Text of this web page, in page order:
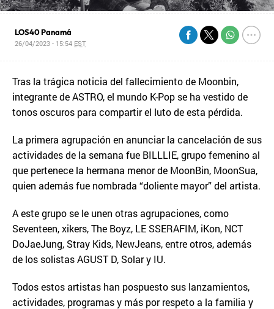
LOS40 Panamá
26/04/2023 - 15:54 EST
Tras la trágica noticia del fallecimiento de Moonbin,
integrante de ASTRO, el mundo K-Pop se ha vestido de
tonos oscuros para compartir el luto de esta pérdida.
La primera agrupación en anunciar la cancelación de sus
actividades de la semana fue BILLLIE, grupo femenino al
que pertenece la hermana menor de MoonBin, MoonSua,
quien además fue nombrada “doliente mayor” del artista.
A este grupo se le unen otras agrupaciones, como
Seventeen, xikers, The Boyz, LE SSERAFIM, iKon, NCT
DoJaeJung, Stray Kids, NewJeans, entre otros, además
de los solistas AGUST D, Solar y IU.
Todos estos artistas han pospuesto sus lanzamientos,
actividades, programas y más por respeto a la familia y